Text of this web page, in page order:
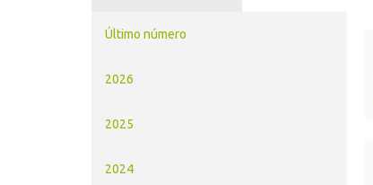
Último número
2026
2025
2024